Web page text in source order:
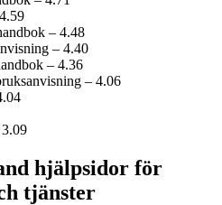
– 4.48
– 4.40
– 4.36
– 4.06
hjälpsidor för
tjänster